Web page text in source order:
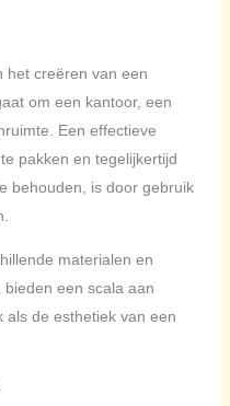
het creëren van een
om een kantoor, een
Een effectieve
pakken en tegelijkertijd
behouden, is door gebruik
materialen en
een scala aan
als de esthetiek van een